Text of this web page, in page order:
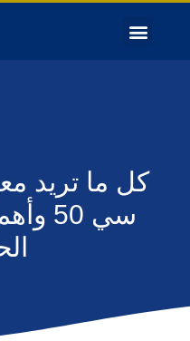
كل ما تريد
سي